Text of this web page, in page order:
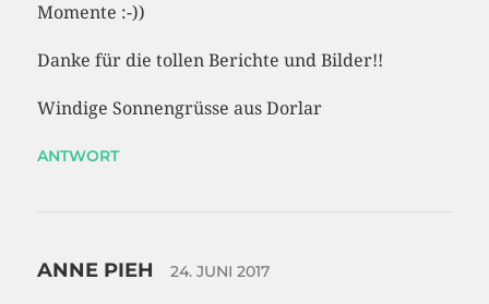
Momente :-))
Danke für die tollen Berichte und Bilder!!
Windige Sonnengrüsse aus Dorlar
ANTWORT
ANNE PIEH 24. JUNI 2017